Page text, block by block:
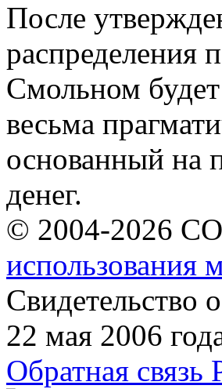
После
распределения
Смольном
весьма
основанный на
денег.
© 2004-2026
использования
22 мая 2006
Обратная связь